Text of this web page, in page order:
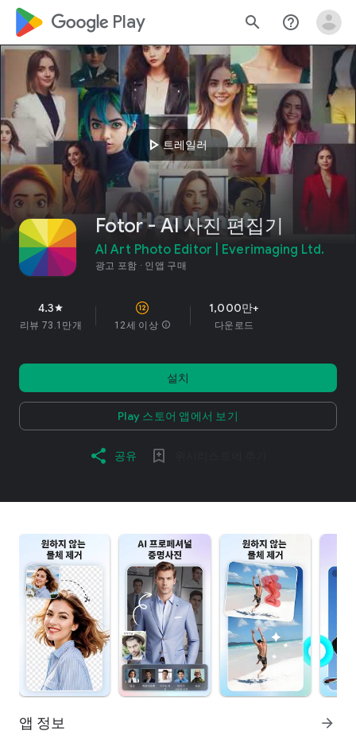
google_logo Play search help_outline
play_arrow트레일러
Fotor - AI 사진 편집기
AI Art Photo Editor | Everimaging Ltd.
광고 포함 인앱 구매
4.3star
리뷰 73.1만개 12세 이상 info
1,000만+
다운로드
설치
Play 스토어 앱에서 보기
공유
앱 정보 arrow_forward